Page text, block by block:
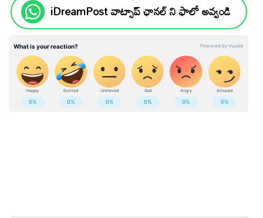
iDreamPost వాట్సాప్ ఛానల్ ని ఫాలో అవ్వండి